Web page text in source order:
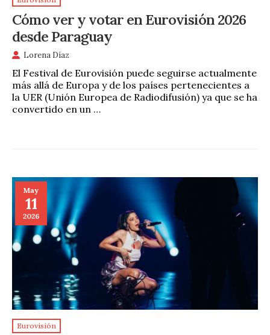
Cómo ver y votar en Eurovisión 2026
desde Paraguay
Lorena Díaz
El Festival de Eurovisión puede seguirse actualmente
más allá de Europa y de los países pertenecientes a
la UER (Unión Europea de Radiodifusión) ya que se ha
convertido en un …
May
11
2026
Eurovisión